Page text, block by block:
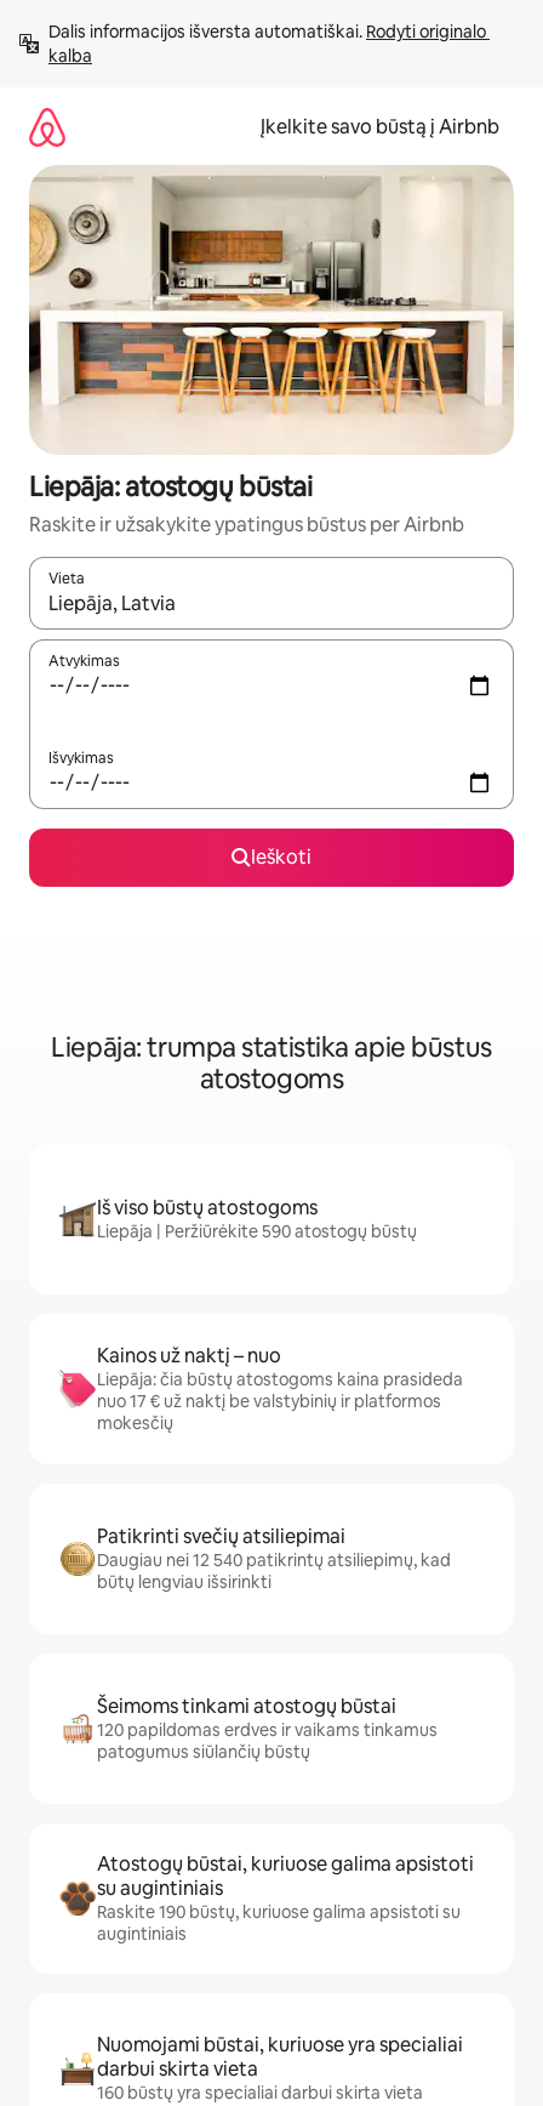
prie
turinio
Dalis informacijos išversta automatiškai. Rodyti originalo
kalba
Įkelkite savo būstą į Airbnb
Liepāja: atostogų būstai
Raskite ir užsakykite ypatingus būstus per Airbnb
Vieta
Kai pasirodys paieškos rezultatai, juos naršyti galite
Atvykimas
Išvykimas
Ieškoti
Liepāja: trumpa statistika apie būstus
atostogoms
Iš viso būstų atostogoms
Liepāja | Peržiūrėkite 590 atostogų būstų
Kainos už naktį – nuo
Liepāja: čia būstų atostogoms kaina prasideda
nuo 17 € už naktį be valstybinių ir platformos
mokesčių
Patikrinti svečių atsiliepimai
Daugiau nei 12 540 patikrintų atsiliepimų, kad
būtų lengviau išsirinkti
Šeimoms tinkami atostogų būstai
120 papildomas erdves ir vaikams tinkamus
patogumus siūlančių būstų
Atostogų būstai, kuriuose galima apsistoti
su augintiniais
Raskite 190 būstų, kuriuose galima apsistoti su
augintiniais
Nuomojami būstai, kuriuose yra specialiai
darbui skirta vieta
160 būstų yra specialiai darbui skirta vieta